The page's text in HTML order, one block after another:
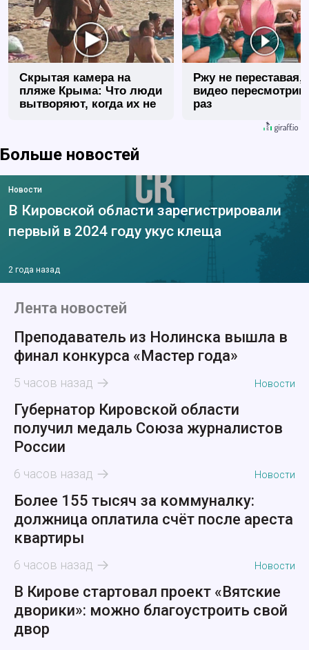
Скрытая камера на
пляже Крыма: Что люди
вытворяют, когда их не
Ржу не переставая,
видео
раз
Больше новостей
Новости
В Кировской области зарегистрировали
первый в 2024 году укус клеща
2 года назад
Лента новостей
Преподаватель из Нолинска вышла в
финал конкурса «Мастер года»
5 часов назад Новости
Губернатор Кировской области
получил медаль Союза журналистов
России
6 часов назад Новости
Более 155 тысяч за коммуналку:
должница оплатила счёт после ареста
квартиры
6 часов назад Новости
В Кирове стартовал проект «Вятские
дворики»: можно благоустроить свой
двор